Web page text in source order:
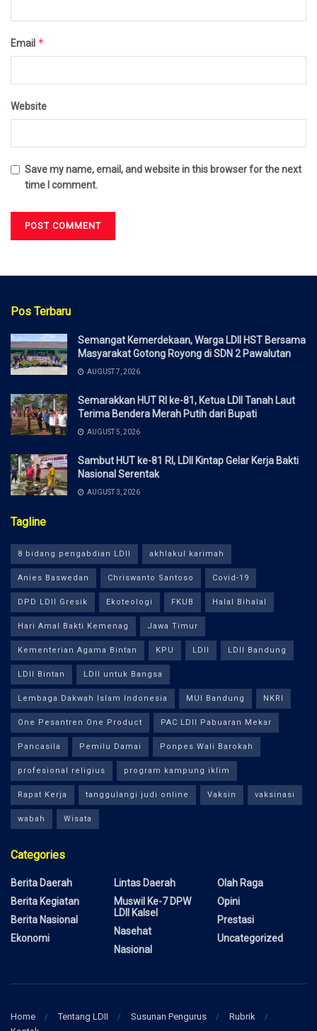
Email *
Website
Save my name, email, and website in this browser for the next
time I comment.
Pos Terbaru
Semangat Kemerdekaan, Warga LDII HST Bersama
Masyarakat Gotong Royong di SDN 2 Pawalutan
AUGUST 7, 2026
Semarakkan HUT RI ke-81, Ketua LDII Tanah Laut
Terima Bendera Merah Putih dari Bupati
AUGUST 5, 2026
Sambut HUT ke-81 RI, LDII Kintap Gelar Kerja Bakti
Nasional Serentak
AUGUST 3, 2026
Tagline
8 bidang pengabdian LDII akhlakul karimah
Anies Baswedan Chriswanto Santoso Covid-19
DPD LDII Gresik Ekoteologi FKUB Halal Bihalal
Hari Amal Bakti Kemenag Jawa Timur
Kementerian Agama Bintan KPU LDII LDII Bandung
LDII Bintan LDII untuk Bangsa
Lembaga Dakwah Islam Indonesia MUI Bandung NKRI
One Pesantren One Product PAC LDII Pabuaran Mekar
Pancasila Pemilu Damai Ponpes Wali Barokah
profesional religius program kampung iklim
Rapat Kerja tanggulangi judi online Vaksin vaksinasi
wabah Wisata
Categories
Berita Daerah
Berita Kegiatan
Berita Nasional
Ekonomi
Lintas Daerah
Muswil Ke-7 DPW
LDII Kalsel
Nasehat
Nasional
Olah Raga
Opini
Prestasi
Uncategorized
Home Tentang LDII Susunan Pengurus
Rubrik